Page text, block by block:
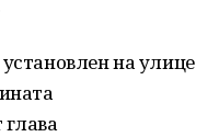
на улице